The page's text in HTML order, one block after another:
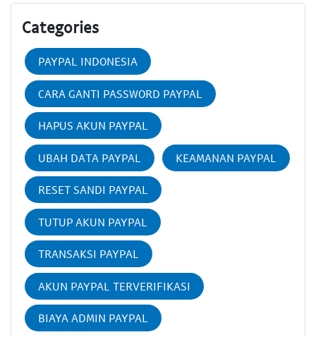
Categories
PAYPAL INDONESIA
CARA GANTI PASSWORD PAYPAL
HAPUS AKUN PAYPAL
UBAH DATA PAYPAL KEAMANAN PAYPAL
RESET SANDI PAYPAL
TUTUP AKUN PAYPAL
TRANSAKSI PAYPAL
AKUN PAYPAL TERVERIFIKASI
BIAYA ADMIN PAYPAL